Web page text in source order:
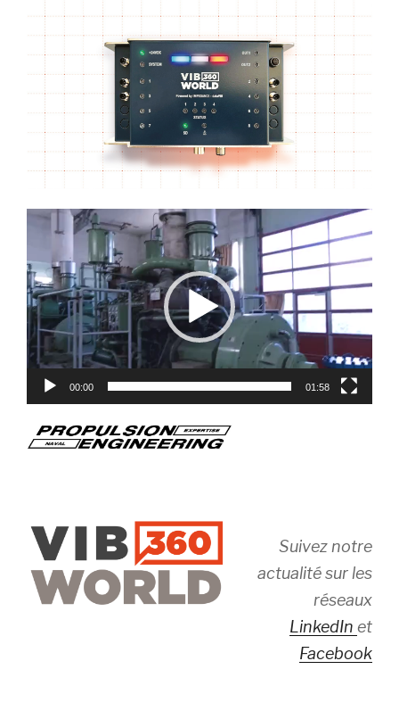
Lecteur
00:00 01:58
Suivez notre
actualité sur les
réseaux
LinkedIn et
Facebook